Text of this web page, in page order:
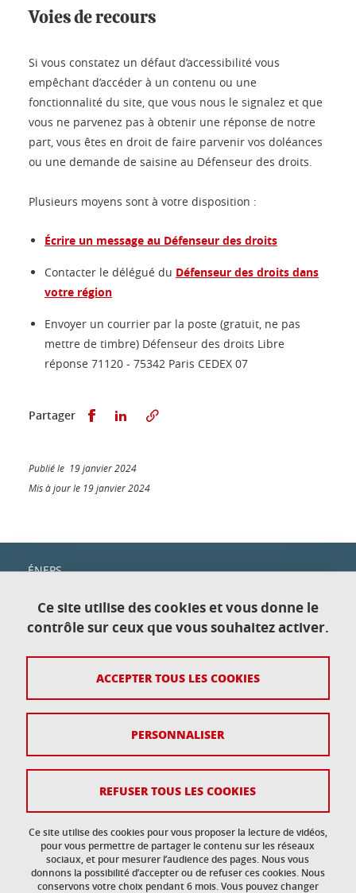
Voies de recours
Si vous constatez un défaut d’accessibilité vous
empêchant d’accéder à un contenu ou une
fonctionnalité du site, que vous nous le signalez et que
vous ne parvenez pas à obtenir une réponse de notre
part, vous êtes en droit de faire parvenir vos doléances
ou une demande de saisine au Défenseur des droits.
Plusieurs moyens sont à votre disposition :
Écrire un message au Défenseur des droits
Contacter le délégué du Défenseur des droits dans
votre région
Envoyer un courrier par la poste (gratuit, ne pas
mettre de timbre) Défenseur des droits Libre
réponse 71120 - 75342 Paris CEDEX 07
Partager Partager sur Facebook
Partager sur LinkedIn
Publié le 19 janvier 2024
Mis à jour le 19 janvier 2024
ÉNEPS
Domaine universitaire
151, rue de la Papeterie
38400 Saint-Martin-d'Hères—Gières
Plan du site
Données personnelles
Gestion des cookies
Accessibilité : non conforme
Ce site utilise des cookies et vous donne le
contrôle sur ceux que vous souhaitez activer.
Ce site utilise des cookies pour vous proposer la lecture de vidéos,
pour vous permettre de partager le contenu sur les réseaux
sociaux, et pour mesurer l’audience des pages. Nous vous
donnons la possibilité d’accepter ou de refuser ces cookies. Nous
conservons votre choix pendant 6 mois. Vous pouvez changer
ACCEPTER TOUS LES COOKIES
REFUSER TOUS LES COOKIES
PERSONNALISER